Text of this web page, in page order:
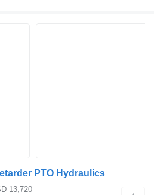
PTO Hydraulics
13,720